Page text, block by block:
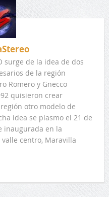
surge de la idea de dos
de la región
Romero y Gnecco
quisieron crear
otro modelo de
idea se plasmo el 21 de
inaugurada en la
centro, Maravilla